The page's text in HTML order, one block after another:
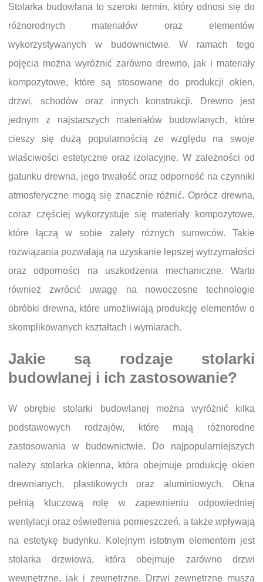
Stolarka budowlana to szeroki termin, który odnosi się do
różnorodnych materiałów oraz elementów
wykorzystywanych w budownictwie. W ramach tego
pojęcia można wyróżnić zarówno drewno, jak i materiały
kompozytowe, które są stosowane do produkcji okien,
drzwi, schodów oraz innych konstrukcji. Drewno jest
jednym z najstarszych materiałów budowlanych, które
cieszy się dużą popularnością ze względu na swoje
właściwości estetyczne oraz izolacyjne. W zależności od
gatunku drewna, jego trwałość oraz odporność na czynniki
atmosferyczne mogą się znacznie różnić. Oprócz drewna,
coraz częściej wykorzystuje się materiały kompozytowe,
które łączą w sobie zalety różnych surowców. Takie
rozwiązania pozwalają na uzyskanie lepszej wytrzymałości
oraz odporności na uszkodzenia mechaniczne. Warto
również zwrócić uwagę na nowoczesne technologie
obróbki drewna, które umożliwiają produkcję elementów o
skomplikowanych kształtach i wymiarach.
Jakie są rodzaje stolarki
budowlanej i ich zastosowanie?
W obrębie stolarki budowlanej można wyróżnić kilka
podstawowych rodzajów, które mają różnorodne
zastosowania w budownictwie. Do najpopularniejszych
należy stolarka okienna, która obejmuje produkcję okien
drewnianych, plastikowych oraz aluminiowych. Okna
pełnią kluczową rolę w zapewnieniu odpowiedniej
wentylacji oraz oświetlenia pomieszczeń, a także wpływają
na estetykę budynku. Kolejnym istotnym elementem jest
stolarka drzwiowa, która obejmuje zarówno drzwi
wewnętrzne, jak i zewnętrzne. Drzwi zewnętrzne muszą